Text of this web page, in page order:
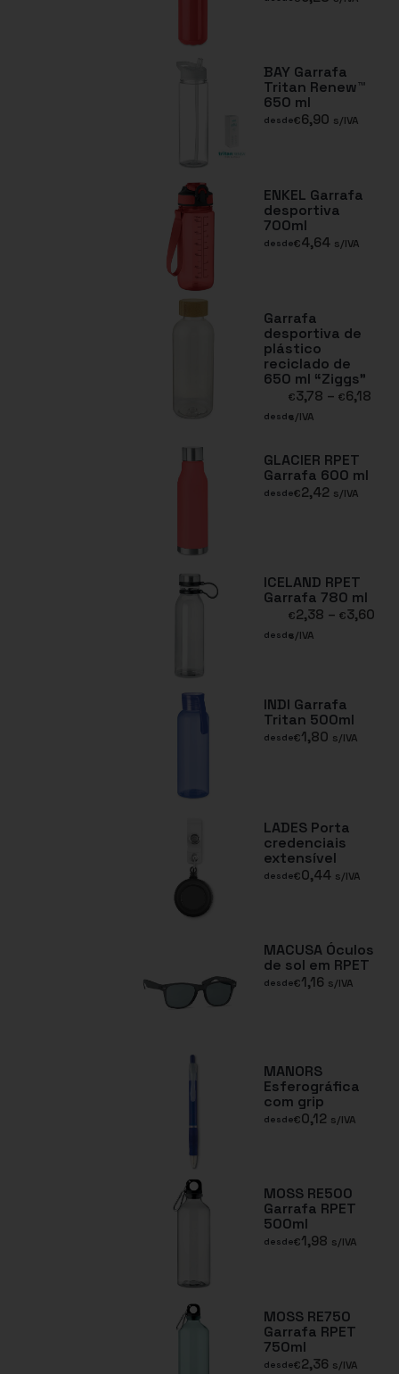
BAY Garrafa
Tritan Renew™
650 ml
desde€6,90 s/IVA
ENKEL Garrafa
desportiva
700ml
desde€4,64 s/IVA
Garrafa
desportiva de
plástico
reciclado de
650 ml “Ziggs”
desde
€3,78 – €6,18
s/IVA
GLACIER RPET
Garrafa 600 ml
desde€2,42 s/IVA
ICELAND RPET
Garrafa 780 ml
desde
€2,38 – €3,60
s/IVA
INDI Garrafa
Tritan 500ml
desde€1,80 s/IVA
LADES Porta
credenciais
extensível
desde€0,44 s/IVA
MACUSA Óculos
de sol em RPET
desde€1,16 s/IVA
MANORS
Esferográfica
com grip
desde€0,12 s/IVA
MOSS RE500
Garrafa RPET
500ml
desde€1,98 s/IVA
MOSS RE750
Garrafa RPET
750ml
desde€2,36 s/IVA